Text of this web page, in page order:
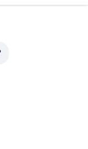
বর্জ্য কাগজ ডিম কার্টন